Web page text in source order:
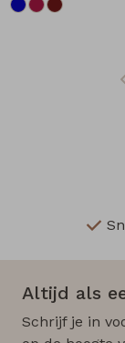
Altijd als
Schrijf je in